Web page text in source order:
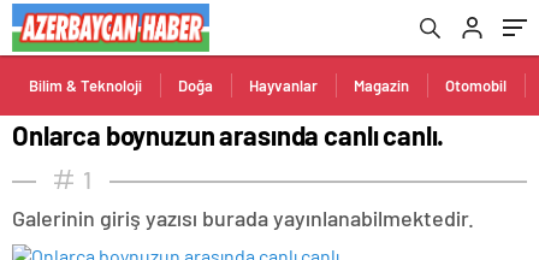
Bilim & Teknoloji Doğa Hayvanlar Magazin Otomobil
Onlarca boynuzun arasında canlı canlı.
1
Galerinin giriş yazısı burada yayınlanabilmektedir.